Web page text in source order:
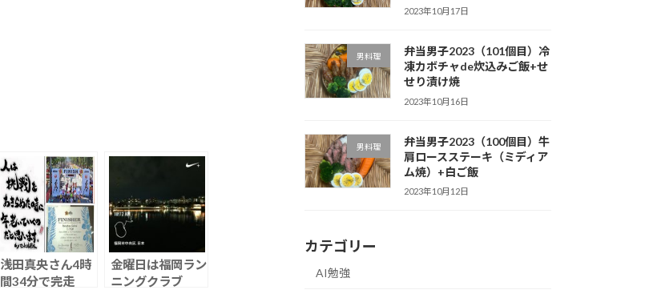
浅田真央さん4時
間34分で完走
金曜日は福岡ラン
ニングクラブ
2023年10月17日
男料理
弁当男子2023（101個目）冷
凍カボチャde炊込みご飯+せ
せり漬け焼
2023年10月16日
男料理
弁当男子2023（100個目）牛
肩ロースステーキ（ミディア
ム焼）+白ご飯
2023年10月12日
カテゴリー
AI勉強